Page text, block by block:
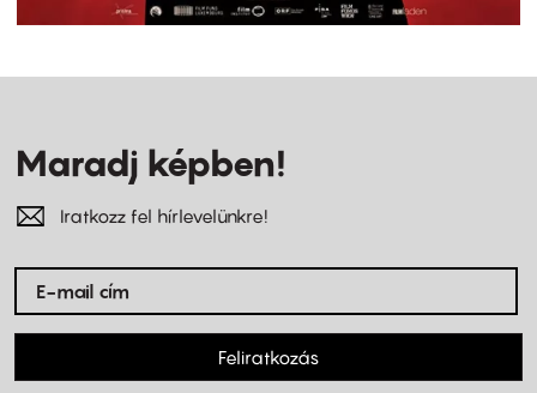
Maradj képben!
Iratkozz fel hírlevelünkre!
Feliratkozás